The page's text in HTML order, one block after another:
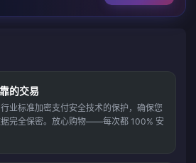
的交易
业标准加密支付安全技术的保护，确保您
据完全保密。放心购物——每次都 100% 安